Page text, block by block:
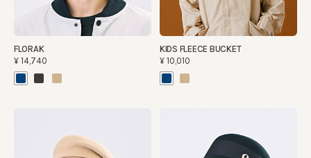
FLORAK
¥14,740
KIDS FLEECE BUCKET
¥10,010